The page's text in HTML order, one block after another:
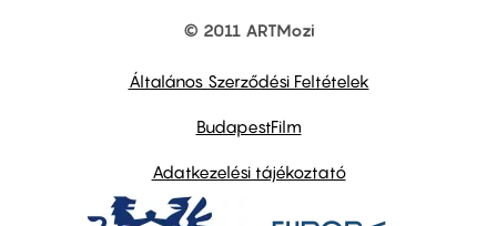
© 2011 ARTMozi
Általános Szerződési Feltételek
BudapestFilm
Adatkezelési tájékoztató